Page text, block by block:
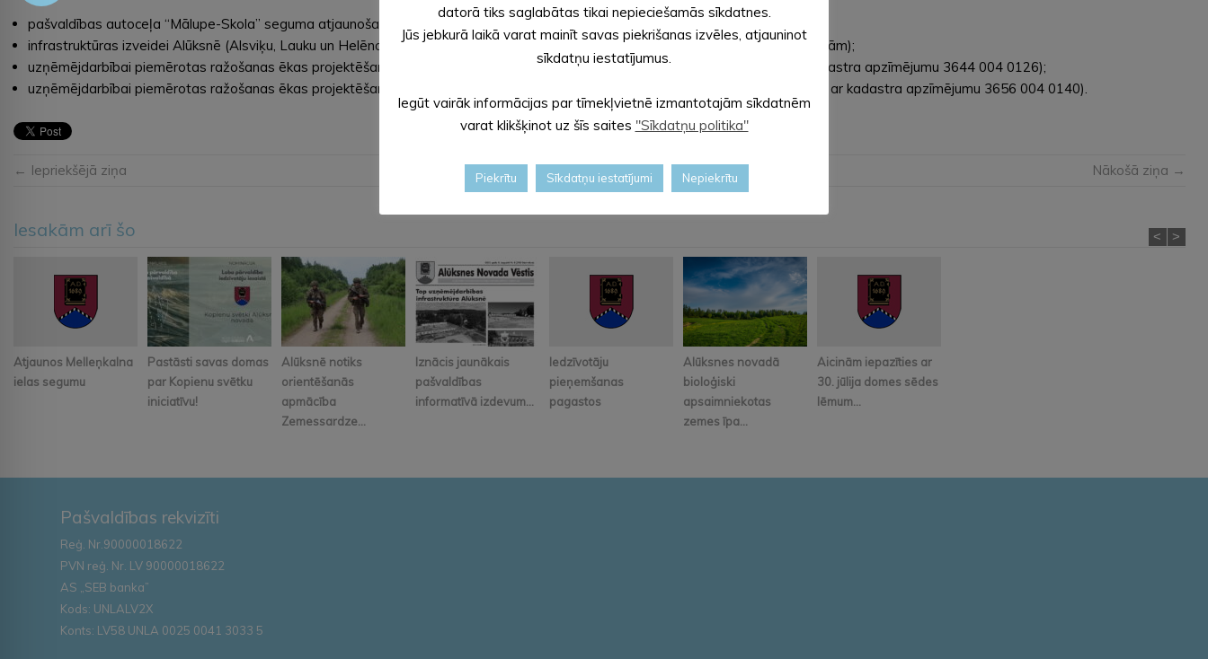
pašvaldības autoceļa “Mālupe-Skola” seguma atjaunošanai Mālupes pagastā;
infrastruktūras izveidei Alūksnē (Alsviķu, Lauku un Helēnas iela (posms), Iekškvartāla ceļš ar nepieciešamajām inženierkomunikācijām);
uzņēmējdarbībai piemērotas ražošanas ēkas projektēšana Annas pagastā pašvaldībai piederošā īpašumā (zemes vienībā ar kadastra apzīmējumu 3644 004 0126);
uzņēmējdarbībai piemērotas ražošanas ēkas projektēšana Jaunalūksnes pagastā pašvaldībai piederošā īpašumā (zemes vienībā ar kadastra apzīmējumu 3656 004 0140).
← Iepriekšējā ziņa Nākošā ziņa →
Iesakām arī šo
Atjaunos Melleņkalna
ielas segumu
Pastāsti savas domas
par Kopienu svētku
iniciatīvu!
Alūksnē notiks
orientēšanās
apmācība
Zemessardze...
Iznācis jaunākais
pašvaldības
informatīvā izdevum...
Iedzīvotāju
pieņemšanas
pagastos
Alūksnes novadā
bioloģiski
apsaimniekotas
zemes īpa...
Aicinām iepazīties ar
30. jūlija domes sēdes
lēmum...
< >
Pašvaldības rekvizīti
Reģ. Nr.90000018622
PVN reģ. Nr. LV 90000018622
AS „SEB banka”
Kods: UNLALV2X
Konts: LV58 UNLA 0025 0041 3033 5
datorā tiks saglabātas tikai nepieciešamās sīkdatnes.
Jūs jebkurā laikā varat mainīt savas piekrišanas izvēles, atjauninot
sīkdatņu iestatījumus.
Iegūt vairāk informācijas par tīmekļvietnē izmantotajām sīkdatnēm
varat klikšķinot uz šīs saites "Sīkdatņu politika"
Piekrītu Sīkdatņu iestatījumi Nepiekrītu